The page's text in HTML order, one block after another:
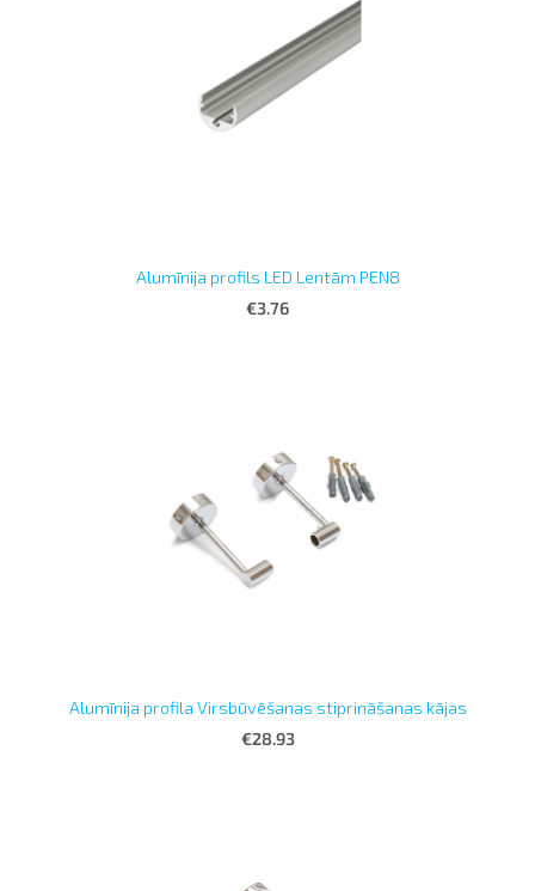
Alumīnija profils LED Lentām PEN8
€3.76
Alumīnija profila Virsbūvēšanas stiprināšanas kājas
€28.93